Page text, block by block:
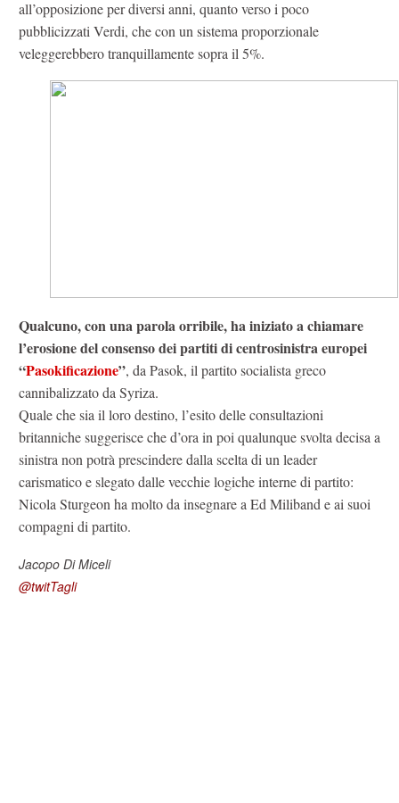
all’opposizione per diversi anni, quanto verso i poco
pubblicizzati Verdi, che con un sistema proporzionale
veleggerebbero tranquillamente sopra il 5%.
Qualcuno, con una parola orribile, ha iniziato a chiamare
l’erosione del consenso dei partiti di centrosinistra europei
“Pasokificazione”, da Pasok, il partito socialista greco
cannibalizzato da Syriza.
Quale che sia il loro destino, l’esito delle consultazioni
britanniche suggerisce che d’ora in poi qualunque svolta decisa a
sinistra non potrà prescindere dalla scelta di un leader
carismatico e slegato dalle vecchie logiche interne di partito:
Nicola Sturgeon ha molto da insegnare a Ed Miliband e ai suoi
compagni di partito.
Jacopo Di Miceli
@twitTagli